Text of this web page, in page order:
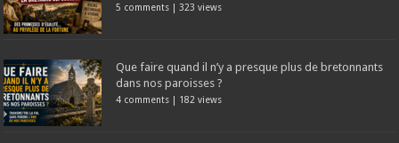
5 comments | 323 views
Que faire quand il n’y a presque plus de bretonnants
dans nos paroisses ?
4 comments | 182 views